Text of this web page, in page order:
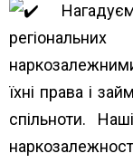
їхні права і
спільноти.